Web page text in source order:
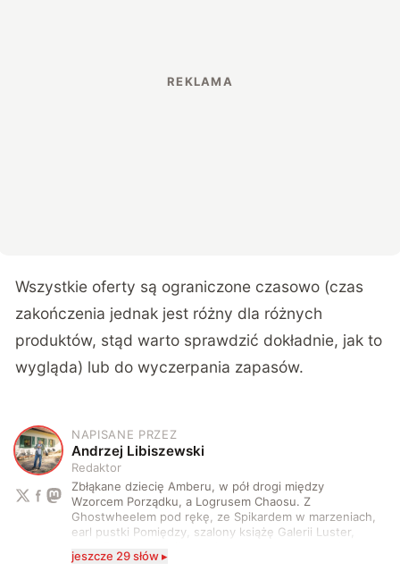
Wszystkie oferty są ograniczone czasowo (czas
zakończenia jednak jest różny dla różnych
produktów, stąd warto sprawdzić dokładnie, jak to
wygląda) lub do wyczerpania zapasów.
A
NAPISANE PRZEZ
Andrzej Libiszewski
Redaktor
Zbłąkane dziecię Amberu, w pół drogi między
Wzorcem Porządku, a Logrusem Chaosu. Z
Ghostwheelem pod rękę, ze Spikardem w marzeniach,
earl pustki Pomiędzy, szalony książę Galerii Luster,
karta Tarota nakreślona między wtedy, a teraz. A
serio? Pisaniem o szeroko pojętej technice o zajmuję
jeszcze 29 słów ▸